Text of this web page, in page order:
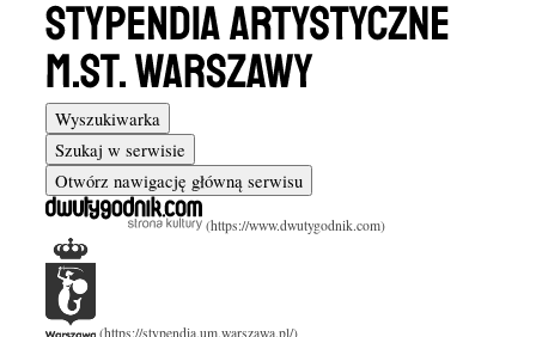
Wyszukiwarka
Szukaj w serwisie
Otwórz nawigację główną serwisu